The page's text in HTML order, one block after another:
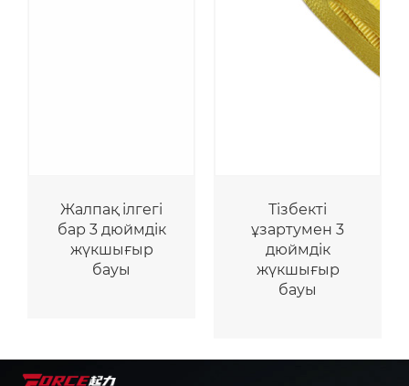
Жалпақ ілгегі
бар 3 дюймдік
жүкшығыр
бауы
Тізбекті
ұзартумен 3
дюймдік
жүкшығыр
бауы